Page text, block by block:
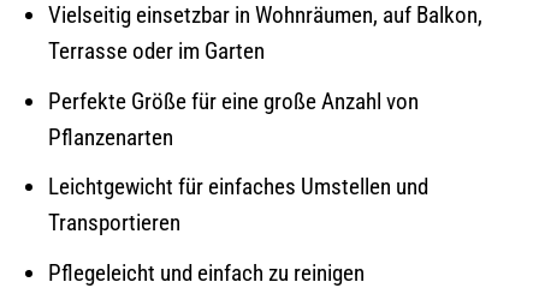
Vielseitig einsetzbar in Wohnräumen, auf Balkon,
Terrasse oder im Garten
Perfekte Größe für eine große Anzahl von
Pflanzenarten
Leichtgewicht für einfaches Umstellen und
Transportieren
Pflegeleicht und einfach zu reinigen